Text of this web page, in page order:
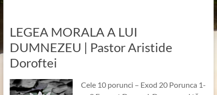
LEGEA MORALA A LUI
DUMNEZEU | Pastor Aristide
Doroftei
Cele 10 porunci – Exod 20 Porunca 1-